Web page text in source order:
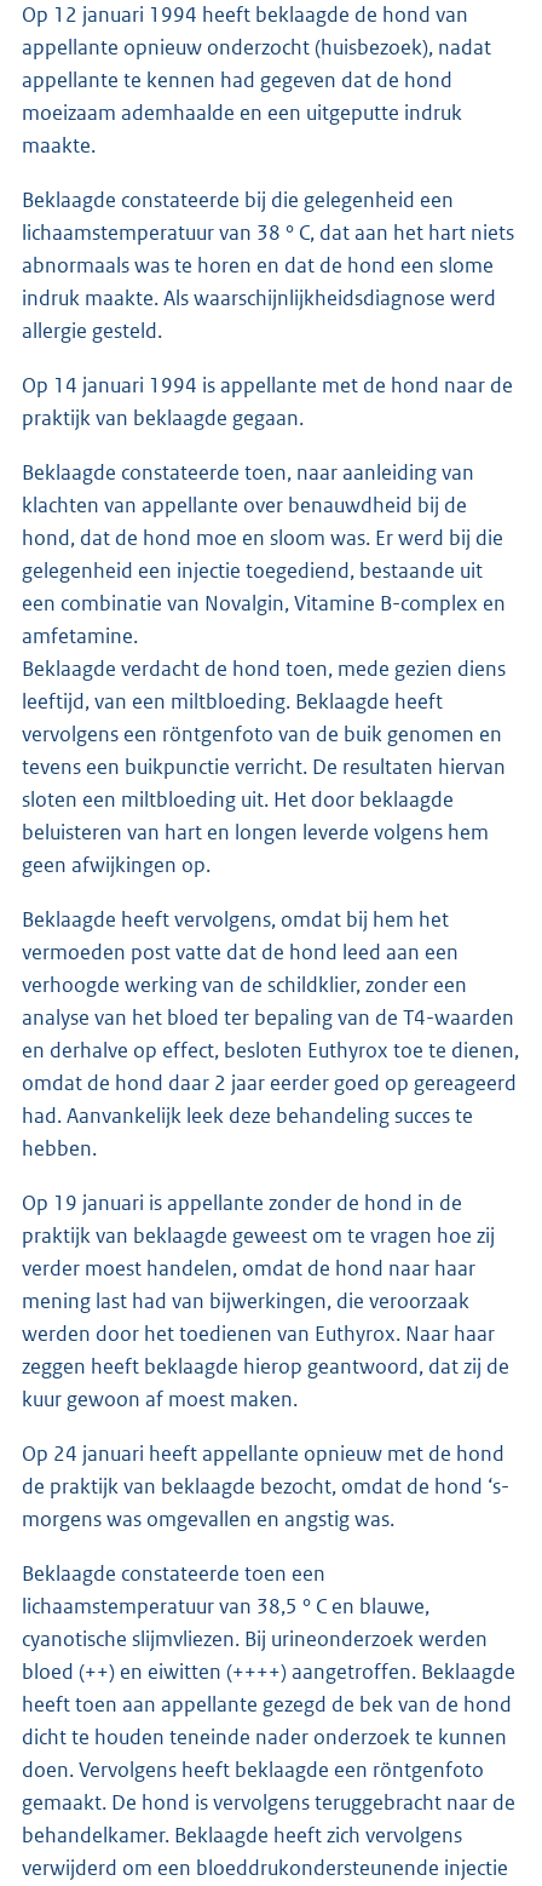
Op 12 januari 1994 heeft beklaagde de hond van
appellante opnieuw onderzocht (huisbezoek), nadat
appellante te kennen had gegeven dat de hond
moeizaam ademhaalde en een uitgeputte indruk
maakte.
Beklaagde constateerde bij die gelegenheid een
lichaamstemperatuur van 38 ° C, dat aan het hart niets
abnormaals was te horen en dat de hond een slome
indruk maakte. Als waarschijnlijkheidsdiagnose werd
allergie gesteld.
Op 14 januari 1994 is appellante met de hond naar de
praktijk van beklaagde gegaan.
Beklaagde constateerde toen, naar aanleiding van
klachten van appellante over benauwdheid bij de
hond, dat de hond moe en sloom was. Er werd bij die
gelegenheid een injectie toegediend, bestaande uit
een combinatie van Novalgin, Vitamine B-complex en
amfetamine.
Beklaagde verdacht de hond toen, mede gezien diens
leeftijd, van een miltbloeding. Beklaagde heeft
vervolgens een röntgenfoto van de buik genomen en
tevens een buikpunctie verricht. De resultaten hiervan
sloten een miltbloeding uit. Het door beklaagde
beluisteren van hart en longen leverde volgens hem
geen afwijkingen op.
Beklaagde heeft vervolgens, omdat bij hem het
vermoeden post vatte dat de hond leed aan een
verhoogde werking van de schildklier, zonder een
analyse van het bloed ter bepaling van de T4-waarden
en derhalve op effect, besloten Euthyrox toe te dienen,
omdat de hond daar 2 jaar eerder goed op gereageerd
had. Aanvankelijk leek deze behandeling succes te
hebben.
Op 19 januari is appellante zonder de hond in de
praktijk van beklaagde geweest om te vragen hoe zij
verder moest handelen, omdat de hond naar haar
mening last had van bijwerkingen, die veroorzaak
werden door het toedienen van Euthyrox. Naar haar
zeggen heeft beklaagde hierop geantwoord, dat zij de
kuur gewoon af moest maken.
Op 24 januari heeft appellante opnieuw met de hond
de praktijk van beklaagde bezocht, omdat de hond ‘s-
morgens was omgevallen en angstig was.
Beklaagde constateerde toen een
lichaamstemperatuur van 38,5 ° C en blauwe,
cyanotische slijmvliezen. Bij urineonderzoek werden
bloed (++) en eiwitten (++++) aangetroffen. Beklaagde
heeft toen aan appellante gezegd de bek van de hond
dicht te houden teneinde nader onderzoek te kunnen
doen. Vervolgens heeft beklaagde een röntgenfoto
gemaakt. De hond is vervolgens teruggebracht naar de
behandelkamer. Beklaagde heeft zich vervolgens
verwijderd om een bloeddrukondersteunende injectie